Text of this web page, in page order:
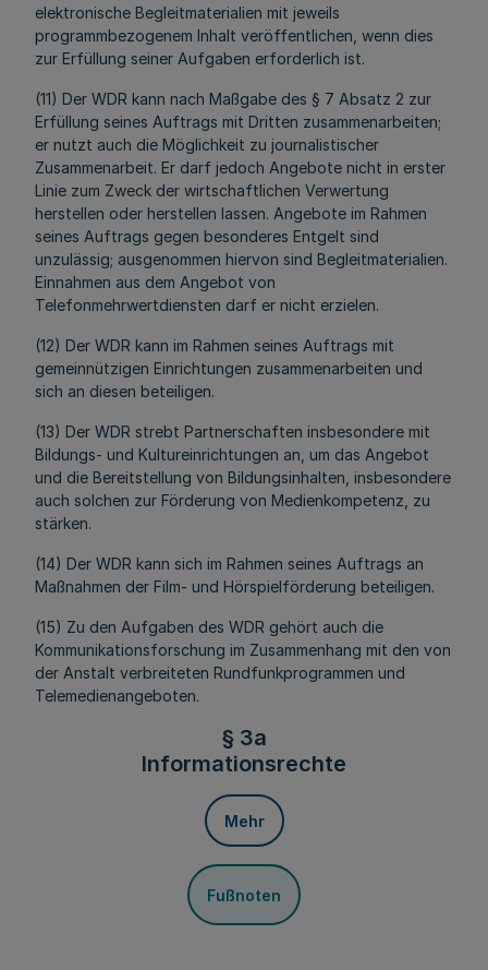
elektronische Begleitmaterialien mit jeweils
programmbezogenem Inhalt veröffentlichen, wenn dies
zur Erfüllung seiner Aufgaben erforderlich ist.
(11) Der WDR kann nach Maßgabe des § 7 Absatz 2 zur
Erfüllung seines Auftrags mit Dritten zusammenarbeiten;
er nutzt auch die Möglichkeit zu journalistischer
Zusammenarbeit. Er darf jedoch Angebote nicht in erster
Linie zum Zweck der wirtschaftlichen Verwertung
herstellen oder herstellen lassen. Angebote im Rahmen
seines Auftrags gegen besonderes Entgelt sind
unzulässig; ausgenommen hiervon sind Begleitmaterialien.
Einnahmen aus dem Angebot von
Telefonmehrwertdiensten darf er nicht erzielen.
(12) Der WDR kann im Rahmen seines Auftrags mit
gemeinnützigen Einrichtungen zusammenarbeiten und
sich an diesen beteiligen.
(13) Der WDR strebt Partnerschaften insbesondere mit
Bildungs- und Kultureinrichtungen an, um das Angebot
und die Bereitstellung von Bildungsinhalten, insbesondere
auch solchen zur Förderung von Medienkompetenz, zu
stärken.
(14) Der WDR kann sich im Rahmen seines Auftrags an
Maßnahmen der Film- und Hörspielförderung beteiligen.
(15) Zu den Aufgaben des WDR gehört auch die
Kommunikationsforschung im Zusammenhang mit den von
der Anstalt verbreiteten Rundfunkprogrammen und
Telemedienangeboten.
§ 3a
Informationsrechte
Mehr
Fußnoten